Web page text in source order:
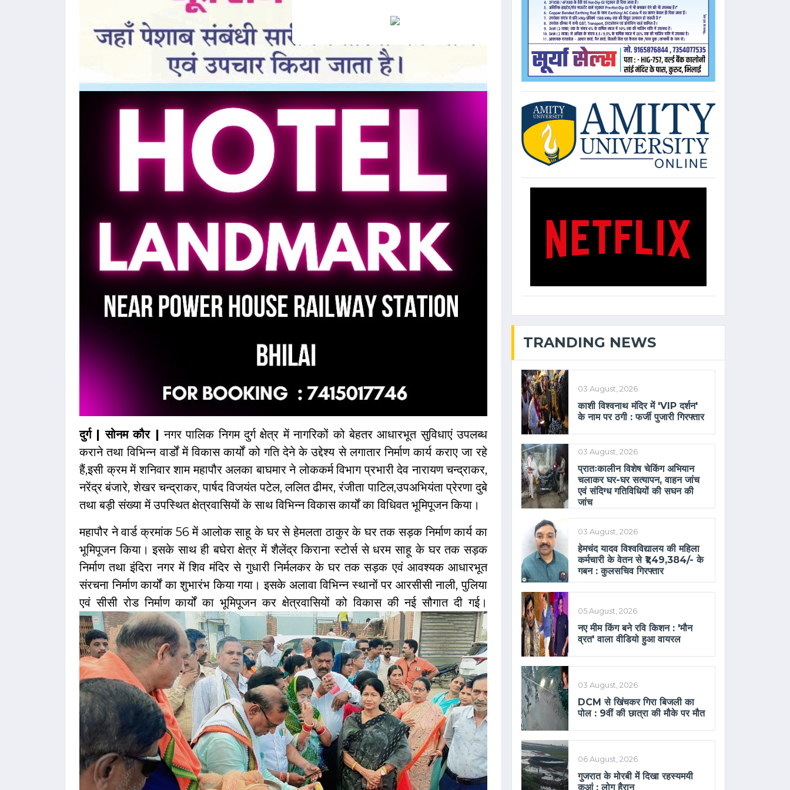
दुर्ग | सोनम कौर |नगर पालिक निगम दुर्ग क्षेत्र में नागरिकों को बेहतर आधारभूत सुविधाएं उपलब्ध
कराने तथा विभिन्न वार्डों में विकास कार्यों को गति देने के उद्देश्य से लगातार निर्माण कार्य कराए जा रहे
हैं,इसी क्रम में शनिवार शाम महापौर अलका बाघमार ने लोककर्म विभाग प्रभारी देव नारायण चन्द्राकर,
नरेंद्र बंजारे, शेखर चन्द्राकर, पार्षद विजयंत पटेल, ललित ढीमर, रंजीता पाटिल,उपअभियंता प्रेरणा दुबे
तथा बड़ी संख्या में उपस्थित क्षेत्रवासियों के साथ विभिन्न विकास कार्यों का विधिवत भूमिपूजन किया।
महापौर ने वार्ड क्रमांक 56 में आलोक साहू के घर से हेमलता ठाकुर के घर तक सड़क निर्माण कार्य का
भूमिपूजन किया। इसके साथ ही बघेरा क्षेत्र में शैलेंद्र किराना स्टोर्स से धरम साहू के घर तक सड़क
निर्माण तथा इंदिरा नगर में शिव मंदिर से गुधारी निर्मलकर के घर तक सड़क एवं आवश्यक आधारभूत
संरचना निर्माण कार्यों का शुभारंभ किया गया। इसके अलावा विभिन्न स्थानों पर आरसीसी नाली, पुलिया
एवं सीसी रोड निर्माण कार्यों का भूमिपूजन कर क्षेत्रवासियों को विकास की नई सौगात दी गई।
TRANDING NEWS
03 August, 2026
काशी विश्वनाथ मंदिर में 'VIP दर्शन'
के नाम पर ठगी : फर्जी पुजारी गिरफ्तार
03 August, 2026
प्रातःकालीन विशेष चेकिंग अभियान
चलाकर घर-घर सत्यापन, वाहन जांच
एवं संदिग्ध गतिविधियों की सघन की
जांच
03 August, 2026
हेमचंद यादव विश्वविद्यालय की महिला
कर्मचारी के वेतन से ₹1,49,384/- के
गबन : कुलसचिव गिरफ्तार
05 August, 2026
नए मीम किंग बने रवि किशन : 'मौन
व्रत' वाला वीडियो हुआ वायरल
03 August, 2026
DCM से खिंचकर गिरा बिजली का
पोल : 9वीं की छात्रा की मौके पर मौत
06 August, 2026
गुजरात के मोरबी में दिखा रहस्यमयी
कुआं : लोग हैरान